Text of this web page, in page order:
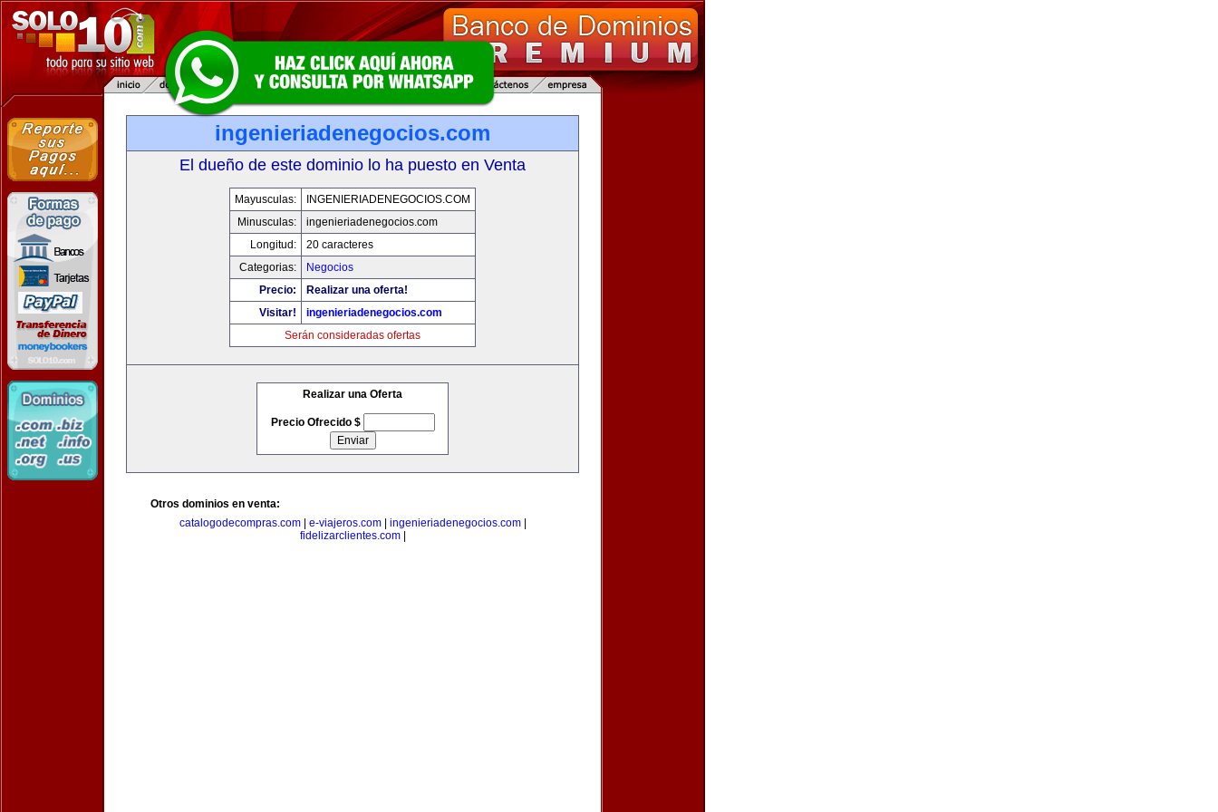
ingenieriadenegocios.com
El dueño de este dominio lo ha puesto en Venta
Mayusculas:
INGENIERIADENEGOCIOS.COM
Minusculas:
ingenieriadenegocios.com
Longitud:
20 caracteres
Categorias:
Negocios
Precio:
Realizar una oferta!
Visitar!
ingenieriadenegocios.com
Serán consideradas ofertas
Realizar una Oferta
Precio Ofrecido $
Otros dominios en venta:
catalogodecompras.com| e-viajeros.com| ingenieriadenegocios.com|
fidelizarclientes.com|